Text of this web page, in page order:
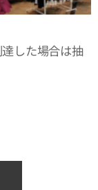
した場合は抽